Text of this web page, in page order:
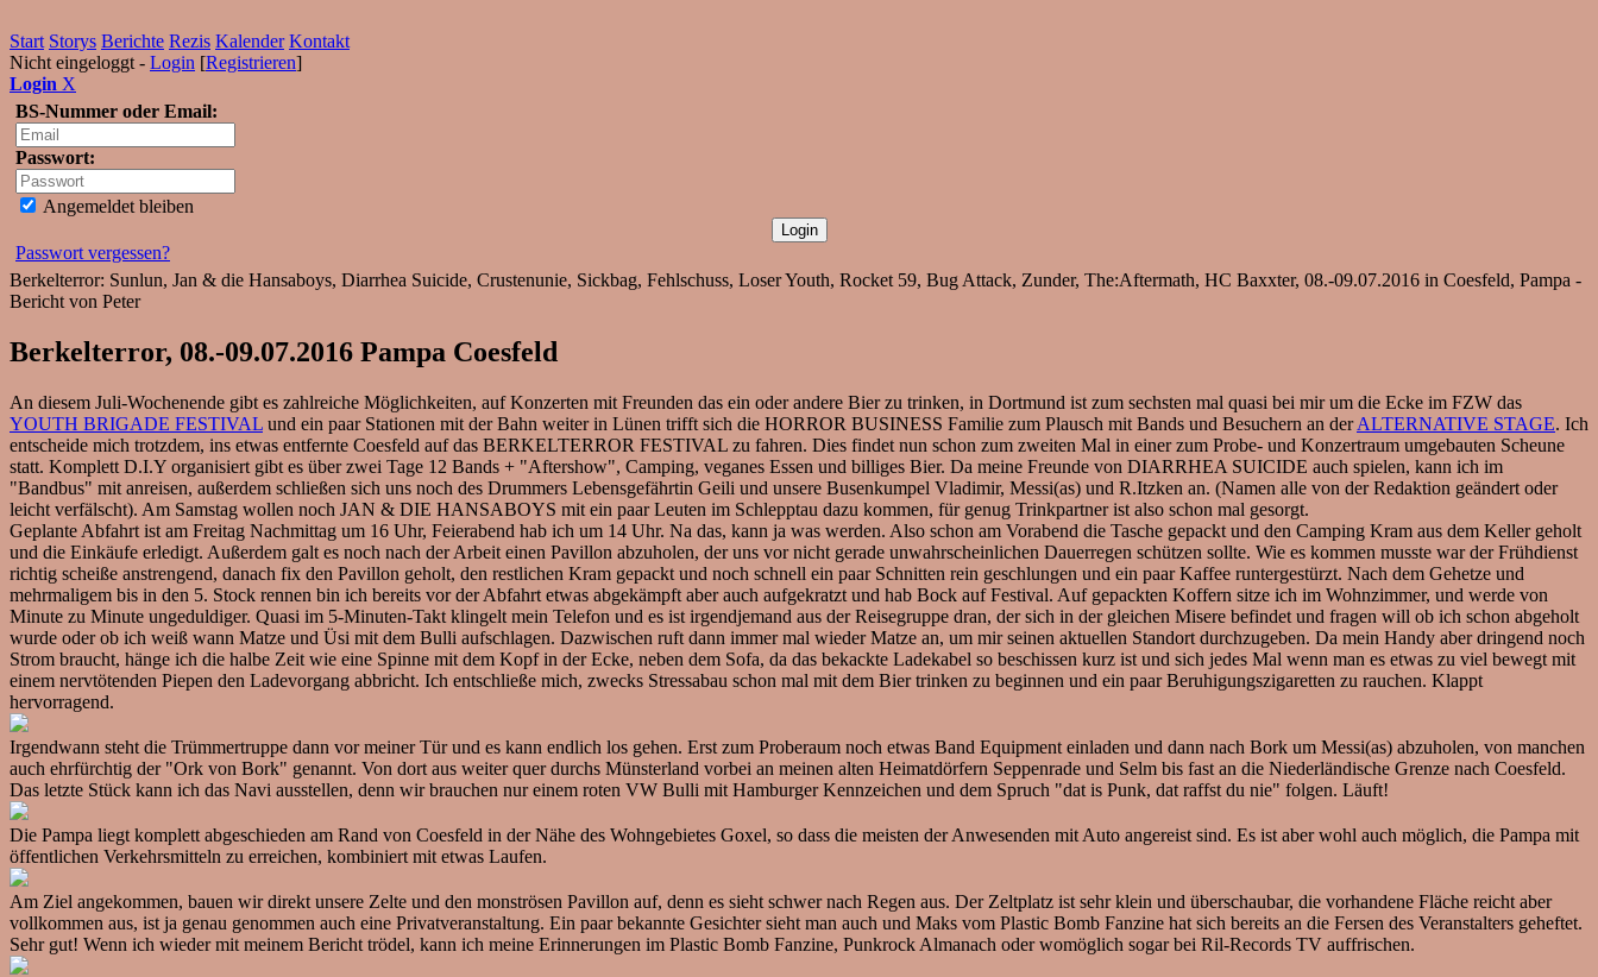
Start Storys Berichte Rezis Kalender Kontakt
Nicht eingeloggt - Login [Registrieren]
Login X
BS-Nummer oder Email:
Passwort:
Angemeldet bleiben
Passwort vergessen?
Berkelterror: Sunlun, Jan & die Hansaboys, Diarrhea Suicide, Crustenunie, Sickbag, Fehlschuss, Loser Youth, Rocket 59, Bug Attack, Zunder, The:Aftermath, HC Baxxter, 08.-09.07.2016 in Coesfeld, Pampa -
Bericht von Peter
Berkelterror, 08.-09.07.2016 Pampa Coesfeld
An diesem Juli-Wochenende gibt es zahlreiche Möglichkeiten, auf Konzerten mit Freunden das ein oder andere Bier zu trinken, in Dortmund ist zum sechsten mal quasi bei mir um die Ecke im FZW das
YOUTH BRIGADE FESTIVAL und ein paar Stationen mit der Bahn weiter in Lünen trifft sich die HORROR BUSINESS Familie zum Plausch mit Bands und Besuchern an derALTERNATIVE STAGE. Ich
entscheide mich trotzdem, ins etwas entfernte Coesfeld auf das BERKELTERROR FESTIVAL zu fahren. Dies findet nun schon zum zweiten Mal in einer zum Probe- und Konzertraum umgebauten Scheune
statt. Komplett D.I.Y organisiert gibt es über zwei Tage 12 Bands + "Aftershow", Camping, veganes Essen und billiges Bier. Da meine Freunde von DIARRHEA SUICIDE auch spielen, kann ich im
"Bandbus" mit anreisen, außerdem schließen sich uns noch des Drummers Lebensgefährtin Geili und unsere Busenkumpel Vladimir, Messi(as) und R.Itzken an. (Namen alle von der Redaktion geändert oder
leicht verfälscht). Am Samstag wollen noch JAN & DIE HANSABOYS mit ein paar Leuten im Schlepptau dazu kommen, für genug Trinkpartner ist also schon mal gesorgt.
Geplante Abfahrt ist am Freitag Nachmittag um 16 Uhr, Feierabend hab ich um 14 Uhr. Na das, kann ja was werden. Also schon am Vorabend die Tasche gepackt und den Camping Kram aus dem Keller geholt
und die Einkäufe erledigt. Außerdem galt es noch nach der Arbeit einen Pavillon abzuholen, der uns vor nicht gerade unwahrscheinlichen Dauerregen schützen sollte. Wie es kommen musste war der Frühdienst
richtig scheiße anstrengend, danach fix den Pavillon geholt, den restlichen Kram gepackt und noch schnell ein paar Schnitten rein geschlungen und ein paar Kaffee runtergestürzt. Nach dem Gehetze und
mehrmaligem bis in den 5. Stock rennen bin ich bereits vor der Abfahrt etwas abgekämpft aber auch aufgekratzt und hab Bock auf Festival. Auf gepackten Koffern sitze ich im Wohnzimmer, und werde von
Minute zu Minute ungeduldiger. Quasi im 5-Minuten-Takt klingelt mein Telefon und es ist irgendjemand aus der Reisegruppe dran, der sich in der gleichen Misere befindet und fragen will ob ich schon abgeholt
wurde oder ob ich weiß wann Matze und Üsi mit dem Bulli aufschlagen. Dazwischen ruft dann immer mal wieder Matze an, um mir seinen aktuellen Standort durchzugeben. Da mein Handy aber dringend noch
Strom braucht, hänge ich die halbe Zeit wie eine Spinne mit dem Kopf in der Ecke, neben dem Sofa, da das bekackte Ladekabel so beschissen kurz ist und sich jedes Mal wenn man es etwas zu viel bewegt mit
einem nervtötenden Piepen den Ladevorgang abbricht. Ich entschließe mich, zwecks Stressabau schon mal mit dem Bier trinken zu beginnen und ein paar Beruhigungszigaretten zu rauchen. Klappt
hervorragend.
Irgendwann steht die Trümmertruppe dann vor meiner Tür und es kann endlich los gehen. Erst zum Proberaum noch etwas Band Equipment einladen und dann nach Bork um Messi(as) abzuholen, von manchen
auch ehrfürchtig der "Ork von Bork" genannt. Von dort aus weiter quer durchs Münsterland vorbei an meinen alten Heimatdörfern Seppenrade und Selm bis fast an die Niederländische Grenze nach Coesfeld.
Das letzte Stück kann ich das Navi ausstellen, denn wir brauchen nur einem roten VW Bulli mit Hamburger Kennzeichen und dem Spruch "dat is Punk, dat raffst du nie" folgen. Läuft!
Die Pampa liegt komplett abgeschieden am Rand von Coesfeld in der Nähe des Wohngebietes Goxel, so dass die meisten der Anwesenden mit Auto angereist sind. Es ist aber wohl auch möglich, die Pampa mit
öffentlichen Verkehrsmitteln zu erreichen, kombiniert mit etwas Laufen.
Am Ziel angekommen, bauen wir direkt unsere Zelte und den monströsen Pavillon auf, denn es sieht schwer nach Regen aus. Der Zeltplatz ist sehr klein und überschaubar, die vorhandene Fläche reicht aber
vollkommen aus, ist ja genau genommen auch eine Privatveranstaltung. Ein paar bekannte Gesichter sieht man auch und Maks vom Plastic Bomb Fanzine hat sich bereits an die Fersen des Veranstalters geheftet.
Sehr gut! Wenn ich wieder mit meinem Bericht trödel, kann ich meine Erinnerungen im Plastic Bomb Fanzine, Punkrock Almanach oder womöglich sogar bei Ril-Records TV auffrischen.